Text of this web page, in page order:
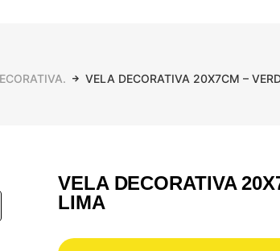
VELA DECORATIVA 20X7CM –
VELA DECORATIVA
LIMA